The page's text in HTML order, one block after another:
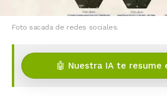
Foto sacada de redes sociales.
🤖 Nuestra IA te resume